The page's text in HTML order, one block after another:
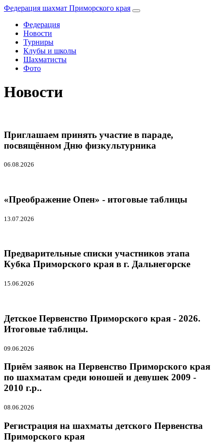
Федерация шахмат Приморского края
Федерация
Новости
Турниры
Клубы и школы
Шахматисты
Фото
Новости
Приглашаем принять участие в параде,
посвящённом Дню физкультурника
06.08.2026
«Преображение Опен» - итоговые таблицы
13.07.2026
Предварительные списки участников этапа
Кубка Приморского края в г. Дальнегорске
15.06.2026
Детское Первенство Приморского края - 2026.
Итоговые таблицы.
09.06.2026
Приём заявок на Первенство Приморского края
по шахматам среди юношей и девушек 2009 -
2010 г.р..
08.06.2026
Регистрация на шахматы детского Первенства
Приморского края